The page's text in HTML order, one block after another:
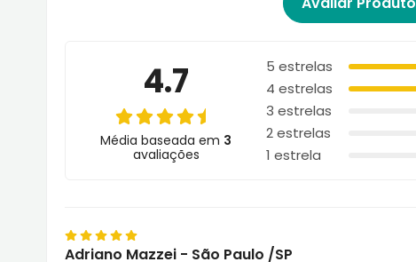
4.7
Média baseada em 3
avaliações
5 estrelas
4 estrelas
3 estrelas
2 estrelas
1 estrela
Adriano Mazzei - São Paulo /SP